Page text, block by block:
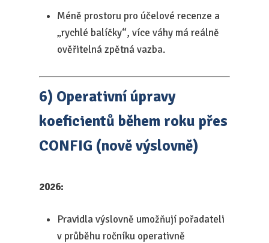
Méně prostoru pro účelové recenze a
„rychlé balíčky“, více váhy má reálně
ověřitelná zpětná vazba.
6) Operativní úpravy
koeficientů během roku přes
CONFIG (nově výslovně)
2026:
Pravidla výslovně umožňují pořadateli
v průběhu ročníku operativně